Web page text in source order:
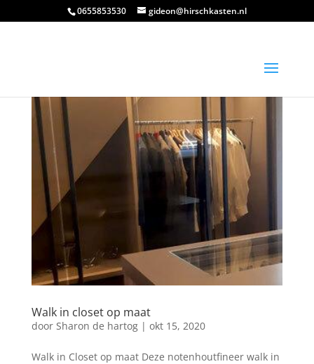
0655853530 gideon@hirschkasten.nl
Walk in closet op maat
door Sharon de hartog| okt 15, 2020
Walk in Closet op maat Deze notenhoutfineer walk in